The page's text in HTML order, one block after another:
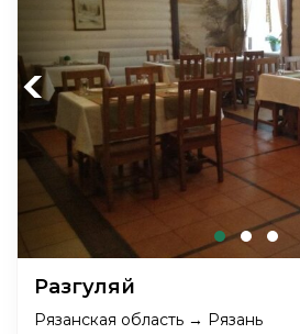
Previous
Разгуляй
Рязанская область → Рязань